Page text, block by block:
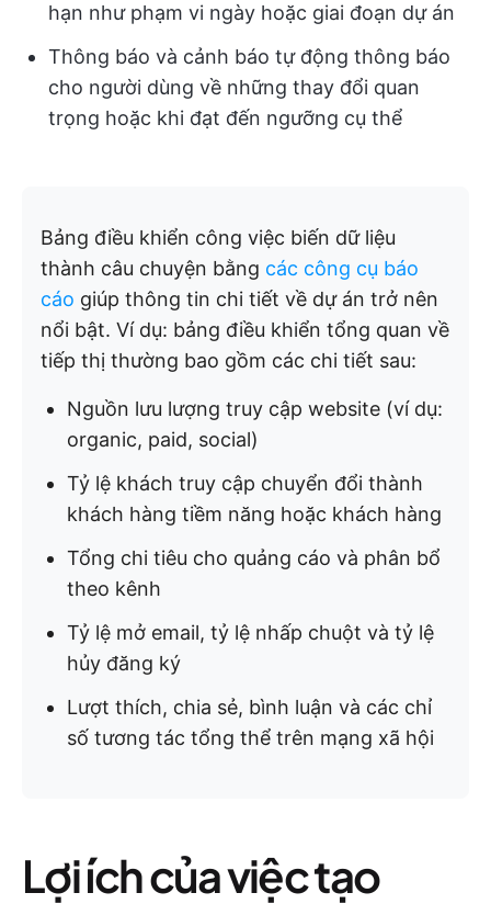
hạn như phạm vi ngày hoặc giai đoạn dự án
Thông báo và cảnh báo tự động thông báo
cho người dùng về những thay đổi quan
trọng hoặc khi đạt đến ngưỡng cụ thể
Bảng điều khiển công việc biến dữ liệu
thành câu chuyện bằng các công cụ báo
cáo giúp thông tin chi tiết về dự án trở nên
nổi bật. Ví dụ: bảng điều khiển tổng quan về
tiếp thị thường bao gồm các chi tiết sau:
Nguồn lưu lượng truy cập website (ví dụ:
organic, paid, social)
Tỷ lệ khách truy cập chuyển đổi thành
khách hàng tiềm năng hoặc khách hàng
Tổng chi tiêu cho quảng cáo và phân bổ
theo kênh
Tỷ lệ mở email, tỷ lệ nhấp chuột và tỷ lệ
hủy đăng ký
Lượt thích, chia sẻ, bình luận và các chỉ
số tương tác tổng thể trên mạng xã hội
Lợi ích của việc tạo